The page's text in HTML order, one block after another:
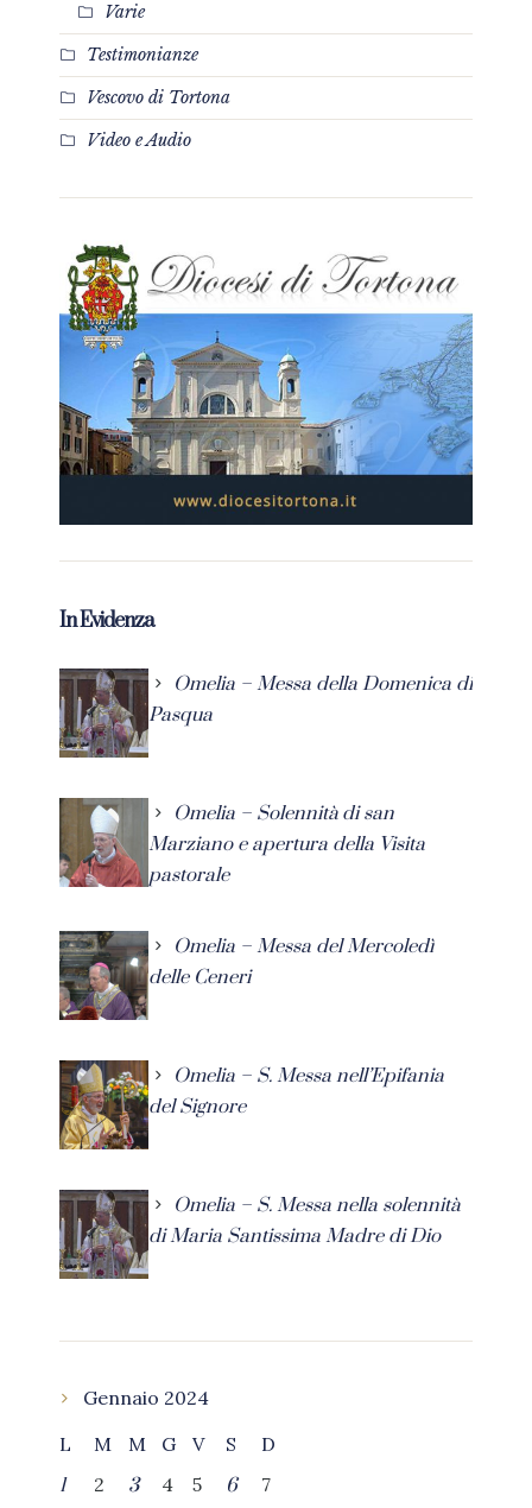
Varie
Testimonianze
Vescovo di Tortona
Video e Audio
In Evidenza
Omelia – Messa della Domenica di
Pasqua
Omelia – Solennità di san
Marziano e apertura della Visita
pastorale
Omelia – Messa del Mercoledì
delle Ceneri
Omelia – S. Messa nell’Epifania
del Signore
Omelia – S. Messa nella solennità
di Maria Santissima Madre di Dio
Gennaio 2024
L
M M G V S
D
1
2 3 4 5 6 7